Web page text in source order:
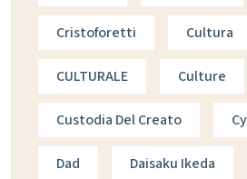
Cristoforetti Cultura
CULTURALE Culture
Custodia Del Creato
Dad Daisaku Ikeda